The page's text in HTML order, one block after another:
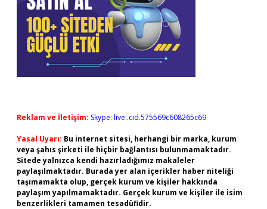
Reklam ve İletişim: Skype: live:.cid.575569c608265c69
Yasal Uyarı: Bu internet sitesi, herhangi bir marka, kurum
veya şahıs şirketi ile hiçbir bağlantısı bulunmamaktadır.
Sitede yalnızca kendi hazırladığımız makaleler
paylaşılmaktadır. Burada yer alan içerikler haber niteliği
taşımamakta olup, gerçek kurum ve kişiler hakkında
paylaşım yapılmamaktadır. Gerçek kurum ve kişiler ile isim
benzerlikleri tamamen tesadüfidir.